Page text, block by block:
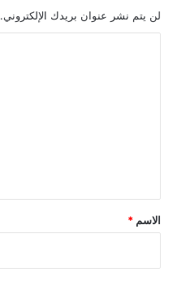
لن يتم نشر عنوان بريدك الإلكتروني.
*
الاسم *